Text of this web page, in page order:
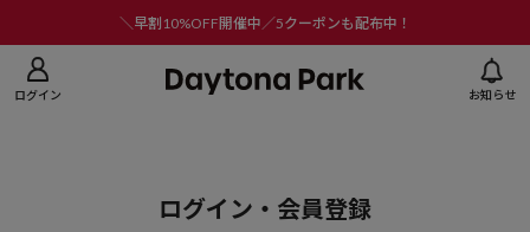
＼早割10%OFF開催中／5クーポンも配布中！
ログイン お知らせ
ログイン・会員登録